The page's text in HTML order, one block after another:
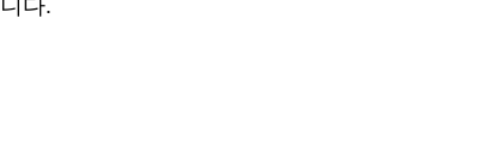
다.